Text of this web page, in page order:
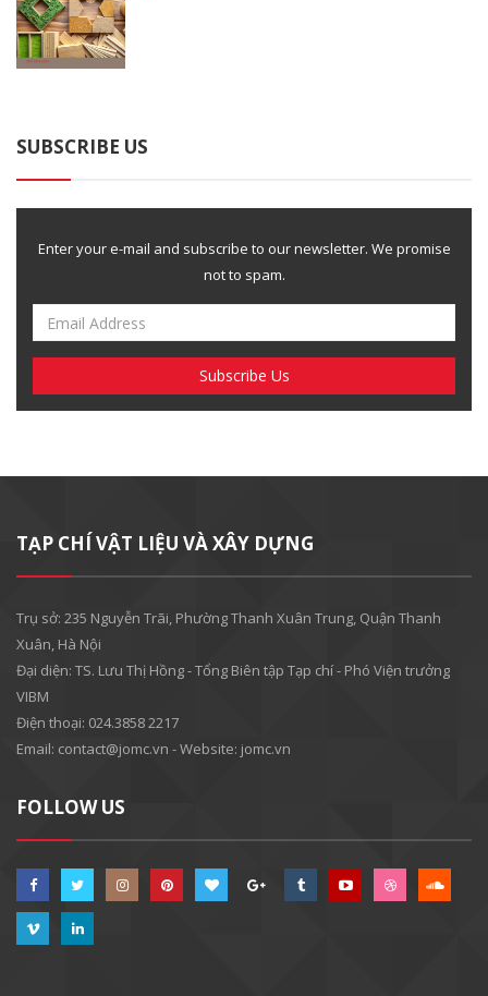
SUBSCRIBE US
Enter your e-mail and subscribe to our newsletter. We promise
not to spam.
TẠP CHÍ VẬT LIỆU VÀ XÂY DỰNG
Trụ sở: 235 Nguyễn Trãi, Phường Thanh Xuân Trung, Quận Thanh
Xuân, Hà Nội
Đại diện: TS. Lưu Thị Hồng - Tổng Biên tập Tạp chí - Phó Viện trưởng
VIBM
Điện thoại: 024.3858 2217
Email: contact@jomc.vn - Website: jomc.vn
FOLLOW US